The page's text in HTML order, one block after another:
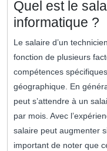
Quel est le
informatique ?
Le salaire d’un
fonction de plusieurs
compétences
géographique. En
peut s’attendre à un
par mois. Avec
salaire peut augmenter
important de noter que